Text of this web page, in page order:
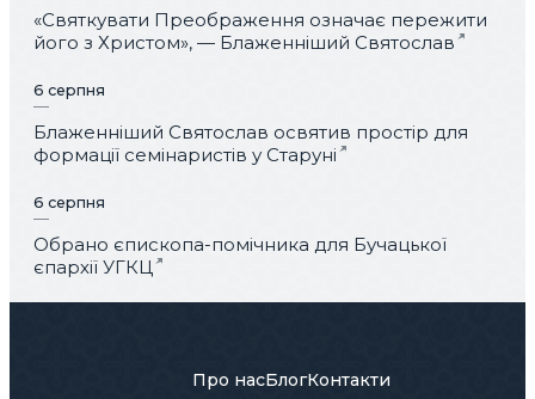
«Святкувати Преображення означає пережити
його з Христом», — Блаженніший Святослав
6 серпня
Блаженніший Святослав освятив простір для
формації семінаристів у Старуні
6 серпня
Обрано єпископа-помічника для Бучацької
єпархії УГКЦ
Про насБлогКонтакти